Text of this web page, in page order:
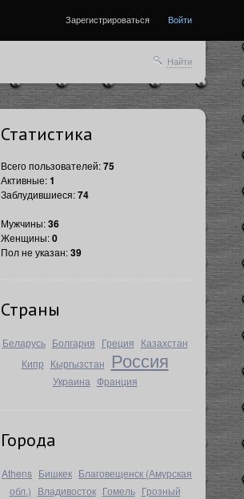
Зарегистрироваться Войти
Найти
Статистика
Всего пользователей:75
Активные:1
Заблудившиеся:74
Мужчины:36
Женщины:0
Пол не указан:39
Страны
Беларусь Болгария Греция Казахстан
Кипр Кыргызстан Россия
Украина Франция
Города
Athens Бишкек Благовещенск (Амурская
обл.) Владивосток Гомель Грозный